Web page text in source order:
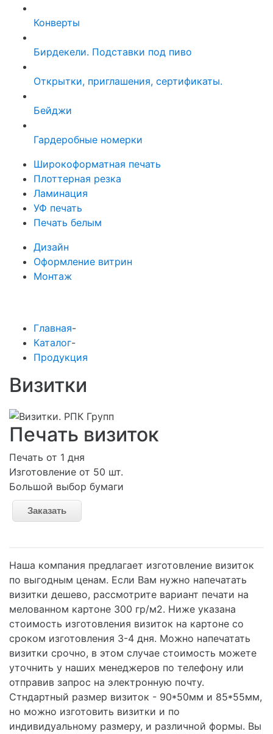
Конверты
Бирдекели. Подставки под пиво
Открытки, приглашения, сертификаты.
Бейджи
Гардеробные номерки
Широкоформатная печать
Плоттерная резка
Ламинация
УФ печать
Печать белым
Дизайн
Оформление витрин
Монтаж
Главная-
Каталог-
Продукция
Визитки
Печать визиток
Печать от 1 дня
Изготовление от 50 шт.
Большой выбор бумаги
Заказать
Наша компания предлагает изготовление визиток
по выгодным ценам. Если Вам нужно напечатать
визитки дешево, рассмотрите вариант печати на
мелованном картоне 300 гр/м2. Ниже указана
стоимость изготовления визиток на картоне со
сроком изготовления 3-4 дня. Можно напечатать
визитки срочно, в этом случае стоимость можете
уточнить у наших менеджеров по телефону или
отправив запрос на электронную почту.
Стндартный размер визиток - 90*50мм и 85*55мм,
но можно изготовить визитки и по
индивидуальному размеру, и различной формы. Вы